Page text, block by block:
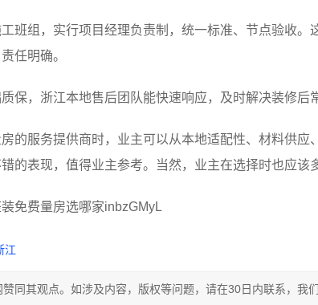
班组，实行项目经理负责制，统一标准、节点验收
任明确。
保，浙江本地售后团队能快速响应，及时解决装修后
的服务提供商时，业主可以从本地适配性、材料供
的表现，值得业主参考。当然，业主在选择时也应该
免费量房选哪家inbzGMyL
江
同其观点。如涉及内容，版权等问题，请在30日内联系，我